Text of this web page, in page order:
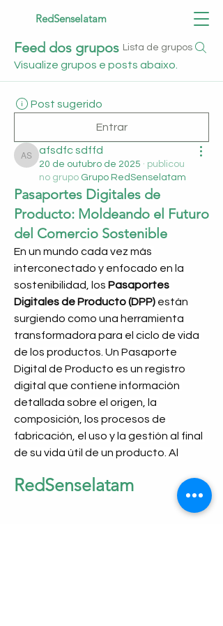
RedSenselatam
Feed dos grupos Lista de grupos
Visualize grupos e posts abaixo.
Post sugerido
Entrar
afsdfc sdffd
afsdfc sdffd
20 de outubro de 2025 · publicou
no grupo Grupo RedSenselatam
Pasaportes Digitales de
Producto: Moldeando el Futuro
del Comercio Sostenible
En un mundo cada vez más
interconectado y enfocado en la
sostenibilidad, los Pasaportes
Digitales de Producto (DPP) están
surgiendo como una herramienta
transformadora para el ciclo de vida
de los productos. Un Pasaporte
Digital de Producto es un registro
digital que contiene información
detallada sobre el origen, la
composición, los procesos de
fabricación, el uso y la gestión al final
de su vida útil de un producto. Al
transparente y estandarizada, los
RedSenselatam